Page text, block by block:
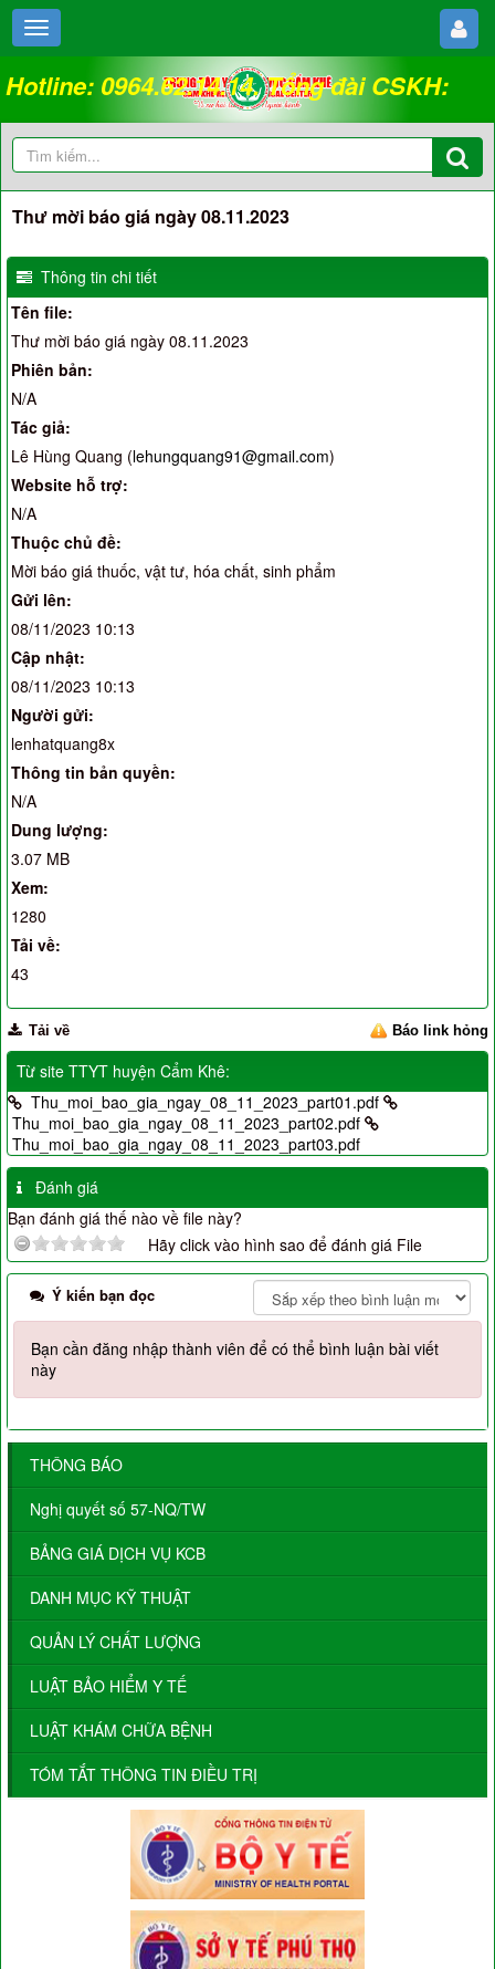
Hotline: 0964.62.14.14. Tổng đài CSKH:
18008262
Thư mời báo giá ngày 08.11.2023
Thông tin chi tiết
Tên file:
Thư mời báo giá ngày 08.11.2023
Phiên bản:
N/A
Tác giả:
Lê Hùng Quang (lehungquang91@gmail.com)
Website hỗ trợ:
N/A
Thuộc chủ đề:
Mời báo giá thuốc, vật tư, hóa chất, sinh phẩm
Gửi lên:
08/11/2023 10:13
Cập nhật:
08/11/2023 10:13
Người gửi:
lenhatquang8x
Thông tin bản quyền:
N/A
Dung lượng:
3.07 MB
Xem:
1280
Tải về:
43
Báo link hỏng
Tải về
Từ site TTYT huyện Cẩm Khê:
Thu_moi_bao_gia_ngay_08_11_2023_part01.pdf
Thu_moi_bao_gia_ngay_08_11_2023_part02.pdf
Thu_moi_bao_gia_ngay_08_11_2023_part03.pdf
Đánh giá
Bạn đánh giá thế nào về file này?
Hãy click vào hình sao để đánh giá File
Ý kiến bạn đọc
Bạn cần đăng nhập thành viên để có thể bình luận bài viết
này
THÔNG BÁO
Nghị quyết số 57-NQ/TW
BẢNG GIÁ DỊCH VỤ KCB
DANH MỤC KỸ THUẬT
QUẢN LÝ CHẤT LƯỢNG
LUẬT BẢO HIỂM Y TẾ
LUẬT KHÁM CHỮA BỆNH
TÓM TẮT THÔNG TIN ĐIỀU TRỊ